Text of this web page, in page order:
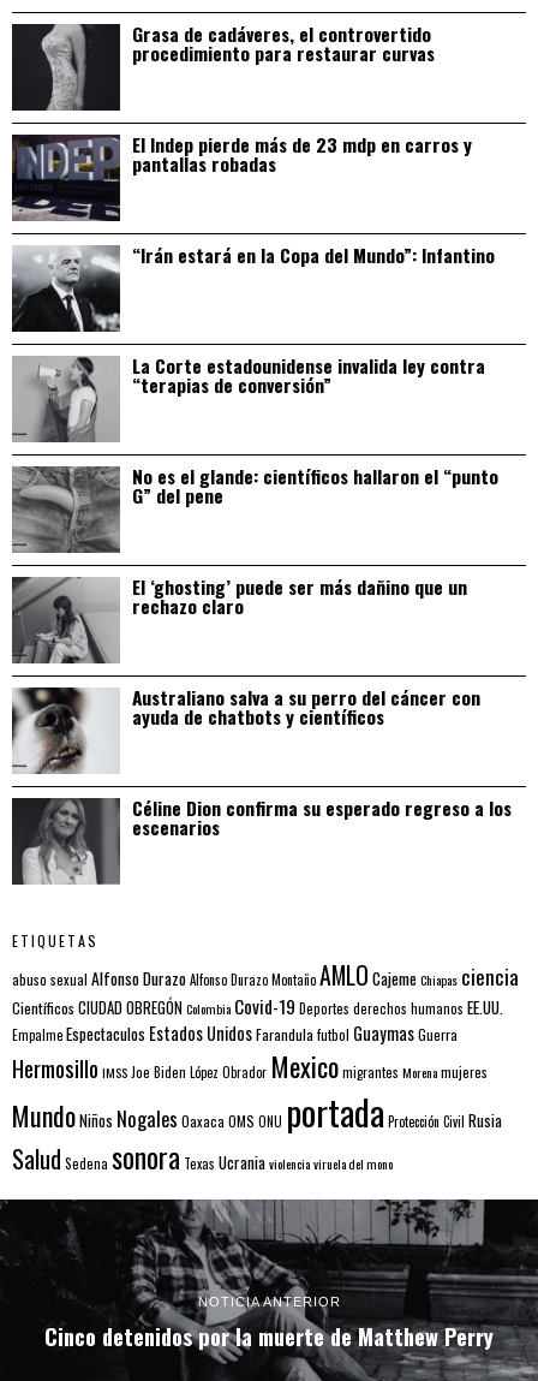
Grasa de cadáveres, el controvertido
procedimiento para restaurar curvas
El Indep pierde más de 23 mdp en carros y
pantallas robadas
“Irán estará en la Copa del Mundo”: Infantino
La Corte estadounidense invalida ley contra
“terapias de conversión”
No es el glande: científicos hallaron el “punto
G” del pene
El ‘ghosting’ puede ser más dañino que un
rechazo claro
Australiano salva a su perro del cáncer con
ayuda de chatbots y científicos
Céline Dion confirma su esperado regreso a los
escenarios
ETIQUETAS
abuso sexual Alfonso DurazoAlfonso Durazo MontañoAMLO CajemeChiapas ciencia
Científicos CIUDAD OBREGÓNColombia Covid-19 Deportes derechos humanos EE.UU.
EmpalmeEspectaculos Estados UnidosFarandulafutbol GuaymasGuerra
Hermosillo IMSS Joe Biden López Obrador Mexicomigrantes Morenamujeres
MundoNiños Nogales Oaxaca OMS ONU portada Protección Civil Rusia
Salud Sedena sonora Texas Ucraniaviolenciaviruela del mono
NOTICIA ANTERIOR
Cinco detenidos por la muerte de Matthew Perry